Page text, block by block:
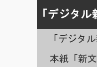
事
一
覧